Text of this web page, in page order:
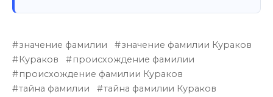
значение фамилии
значение фамилии Кураков
Кураков
происхождение фамилии
происхождение фамилии Кураков
тайна фамилии
тайна фамилии Кураков